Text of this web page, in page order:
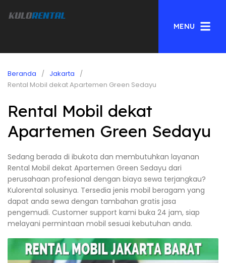
MENU
Beranda
Jakarta
Rental Mobil dekat Apartemen Green Sedayu
Rental Mobil dekat
Apartemen Green Sedayu
Sedang berada di ibukota dan membutuhkan layanan
Rental Mobil dekat Apartemen Green Sedayu dari
perusahaan profesional dengan biaya sewa terjangkau?
Kulorental solusinya. Tersedia jenis mobil beragam yang
dapat anda sewa dengan tambahan gratis jasa
pengemudi. Customer support kami buka 24 jam, siap
melayani permintaan mobil sesuai kebutuhan anda.